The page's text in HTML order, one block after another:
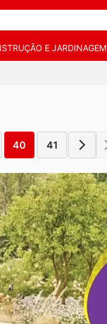
E JARDINAGEM
40 41